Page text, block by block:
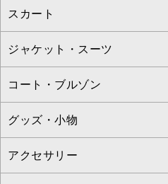
TARA JARMON
ZAPA
TONEA
al'aise modulation
GEORGES RECH
ブラウス・シャツ
ニット・セーター
カーディガン
アンサンブルセット
ベスト・ジレ
ワンピース
ドレス
チュニック
ジャンパースカート
その他のワンピース・ドレス
すべてのパンツ
フルレングスパンツ
クロップド・半端丈パンツ
ガウチョ・ワイドパンツ
ハーフ・ショート丈パンツ
スカート
すべてのスカート
ロング・マキシ丈スカート
ひざ丈スカート
ミモレ丈スカート
ジャケット・スーツ
すべてのジャケット・スーツ
テーラードジャケット
ノーカラージャケット
コート・ブルゾン
すべてのコート・ブルゾン
トレンチコート
グッズ・小物
すべてのグッズ・小物
アクセサリー